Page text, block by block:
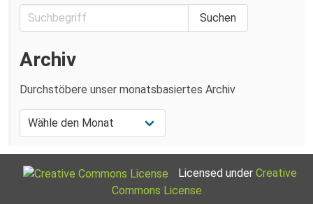
Archiv
Durchstöbere unser monatsbasiertes Archiv
Licensed under Creative
Commons License